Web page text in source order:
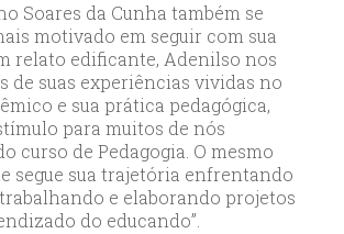
Soares da Cunha também se
motivado em seguir com sua
relato edificante, Adenilso nos
de suas experiências vividas no
e sua prática pedagógica,
para muitos de nós
curso de Pedagogia. O mesmo
segue sua trajetória enfrentando
e elaborando projetos
do educando”.